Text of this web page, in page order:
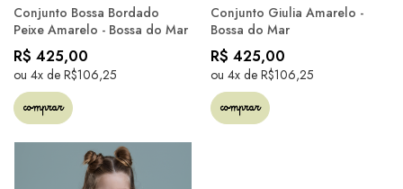
Conjunto Bossa Bordado
Peixe Amarelo - Bossa do Mar
R$ 425,00
ou 4x de R$106,25
comprar
Conjunto Giulia Amarelo -
Bossa do Mar
R$ 425,00
ou 4x de R$106,25
comprar